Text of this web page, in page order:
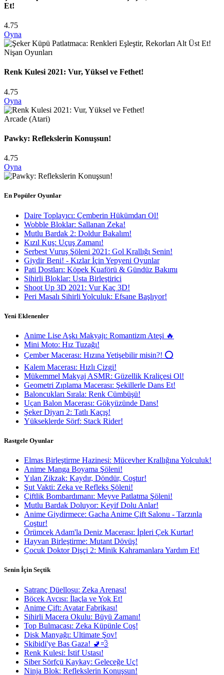
Et!
4.75
Oyna
Nişan Oyunları
Renk Kulesi 2021: Vur, Yüksel ve Fethet!
4.75
Oyna
Arcade (Atari)
Pawky: Reflekslerin Konuşsun!
4.75
Oyna
En Popüler Oyunlar
Daire Toplayıcı: Çemberin Hükümdarı Ol!
Wobble Bloklar: Sallanan Zeka!
Mutlu Bardak 2: Doldur Bakalım!
Kızıl Kuş: Uçuş Zamanı!
Serbest Vuruş Şöleni 2021: Gol Krallığı Senin!
Giydir Beni! - Kızlar İçin Yepyeni Oyunlar
Pati Dostları: Köpek Kuaförü & Gündüz Bakımı
Sihirli Bloklar: Usta Birleştirici
Shoot Up 3D 2021: Vur Kaç 3D!
Peri Masalı Sihirli Yolculuk: Efsane Başlıyor!
Yeni Eklenenler
Anime Lise Aşkı Makyajı: Romantizm Ateşi 🔥
Mini Moto: Hız Tuzağı!
Çember Macerası: Hızına Yetişebilir misin?! ⭕
Kalem Macerası: Hızlı Çizgi!
Mükemmel Makyaj ASMR: Güzellik Kraliçesi Ol!
Geometri Zıplama Macerası: Şekillerle Dans Et!
Baloncukları Sırala: Renk Cümbüşü!
Uçan Balon Macerası: Gökyüzünde Dans!
Şeker Diyarı 2: Tatlı Kaçış!
Yükseklerde Sörf: Stack Rider!
Rastgele Oyunlar
Elmas Birleştirme Hazinesi: Mücevher Krallığına Yolculuk!
Anime Manga Boyama Şöleni!
Yılan Zikzak: Kaydır, Döndür, Coştur!
Şut Vakti: Zeka ve Refleks Şöleni!
Çiftlik Bombardımanı: Meyve Patlatma Şöleni!
Mutlu Bardak Doluyor: Keyif Dolu Anlar!
Anime Giydirmece: Gacha Anime Çift Salonu - Tarzınla
Coştur!
Örümcek Adam'la Deniz Macerası: İpleri Çek Kurtar!
Hayvan Birleştirme: Mutant Dövüş!
Çocuk Doktor Dişçi 2: Minik Kahramanlara Yardım Et!
Senin İçin Seçtik
Satranç Düellosu: Zeka Arenası!
Böcek Avcısı: İlaçla ve Yok Et!
Anime Çift: Avatar Fabrikası!
Sihirli Macera Okulu: Büyü Zamanı!
Top Bulmacası: Zeka Küpünle Coş!
Disk Manyağı: Ultimate Şov!
Skibidi'ye Bas Gaza! 🚽💨
Renk Kulesi: İstif Ustası!
Siber Sörfçü Kaykay: Geleceğe Uç!
Ninja Blok: Reflekslerin Konuşsun!